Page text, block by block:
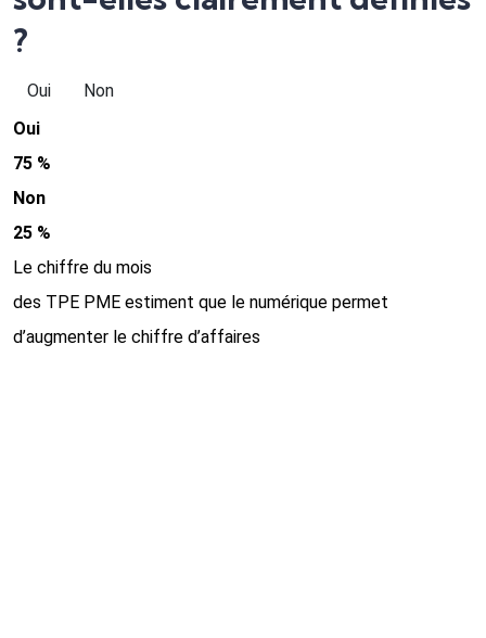
?
Oui
Non
Oui
75 %
Non
25 %
Le chiffre du mois
des TPE PME estiment que le numérique permet
d’augmenter le chiffre d’affaires